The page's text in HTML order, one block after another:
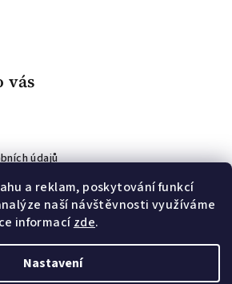
a reklam, poskytování funkcí
naší návštěvnosti využíváme
informacízde.
Nastavení
vás
údajů
pro odběratele newsletteru